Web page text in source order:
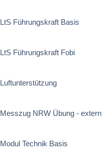
LtS Führungskraft Basis
LtS Führungskraft Fobi
Luftunterstützung
Messzug NRW Übung - extern
Modul Technik Basis